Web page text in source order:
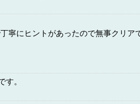
寧にヒントがあったので無事クリア
す。